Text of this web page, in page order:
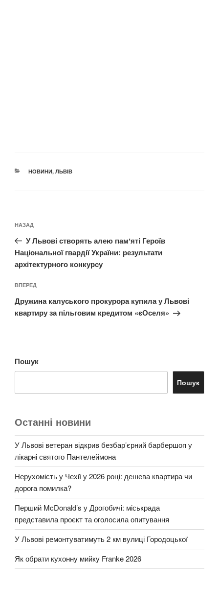
КАТЕГОРІЇ
НОВИНИ, ЛЬВІВ
записів
Попередній
запис:
НАЗАД
У Львові створять алею памʼяті Героїв
Національної гвардії України: результати
архітектурного конкурсу
Наступний
запис
ВПЕРЕД
Дружина калуського прокурора купила у Львові
квартиру за пільговим кредитом «єОселя»
Пошук
Пошук
Останні новини
У Львові ветеран відкрив безбар’єрний барбершоп у
лікарні святого Пантелеймона
Нерухомість у Чехії у 2026 році: дешева квартира чи
дорога помилка?
Перший McDonald’s у Дрогобичі: міськрада
представила проєкт та оголосила опитування
У Львові ремонтуватимуть 2 км вулиці Городоцької
Як обрати кухонну мийку Franke 2026